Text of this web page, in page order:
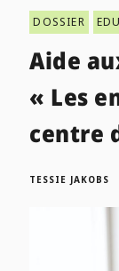
DOSSIER
Aide
« Les
centre
TESSIE JAKOBS